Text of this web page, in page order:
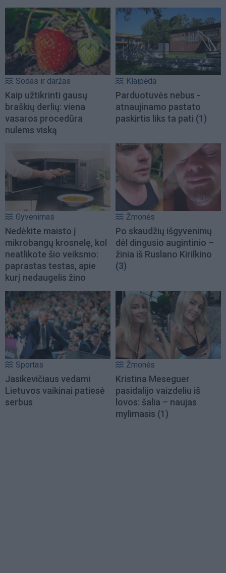
Sodas ir daržas
Kaip užtikrinti gausų
braškių derlių: viena
vasaros procedūra
nulems viską
Klaipėda
Parduotuvės nebus -
atnaujinamo pastato
paskirtis liks ta pati (1)
Gyvenimas
Nedėkite maisto į
mikrobangų krosnelę, kol
neatlikote šio veiksmo:
paprastas testas, apie
kurį nedaugelis žino
Žmonės
Po skaudžių išgyvenimų
dėl dingusio augintinio –
žinia iš Ruslano Kirilkino
(3)
Sportas
Jasikevičiaus vedami
Lietuvos vaikinai patiesė
serbus
Žmonės
Kristina Meseguer
pasidalijo vaizdeliu iš
lovos: šalia – naujas
mylimasis (1)